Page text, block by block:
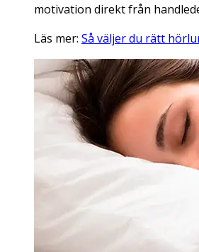
motivation direkt från
Läs mer: Så väljer du rätt